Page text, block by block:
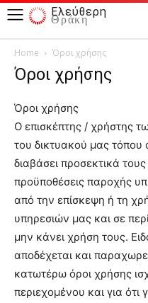
Ελεύθερη
Θράκη
Home Όροι χρήσης
Όροι χρήσης
Όροι χρήσης
Ο επισκέπτης / χρήστης
του δικτυακού μας τόπου
διαβάσει προσεκτικά
προϋποθέσεις παροχής
από την επίσκεψη ή τη
υπηρεσιών μας και σε
μην κάνει χρήση τους.
αποδέχεται και
κατωτέρω όροι χρήσης
περιεχομένου και για ότι